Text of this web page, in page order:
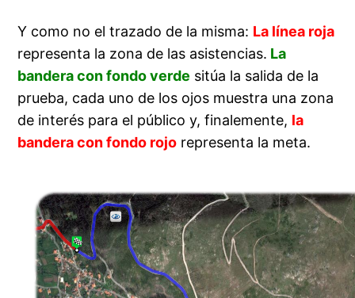
Y como no el trazado de la misma: La línea roja
representa la zona de las asistencias. La
bandera con fondo verde sitúa la salida de la
prueba, cada uno de los ojos muestra una zona
de interés para el público y, finalemente, la
bandera con fondo rojo representa la meta.